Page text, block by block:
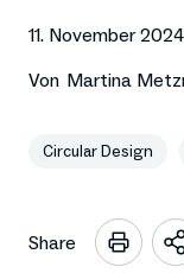
11. November 2024
Von Martina
Circular Design
Share